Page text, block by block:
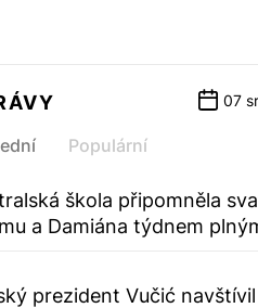
07
Populární
škola připomněla
a Damiána týdnem
prezident Vučić navštívil